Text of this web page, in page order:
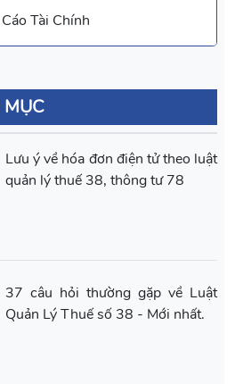
Tài Chính
MỤC
Lưu ý về hóa đơn điện tử theo luật
quản lý thuế 38, thông tư 78
37 câu hỏi thường gặp về Luật
Quản Lý Thuế số 38 - Mới nhất.